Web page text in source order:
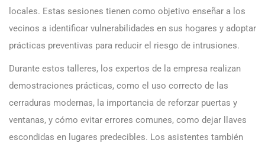
locales. Estas sesiones tienen como objetivo enseñar a los
vecinos a identificar vulnerabilidades en sus hogares y adoptar
prácticas preventivas para reducir el riesgo de intrusiones.
Durante estos talleres, los expertos de la empresa realizan
demostraciones prácticas, como el uso correcto de las
cerraduras modernas, la importancia de reforzar puertas y
ventanas, y cómo evitar errores comunes, como dejar llaves
escondidas en lugares predecibles. Los asistentes también